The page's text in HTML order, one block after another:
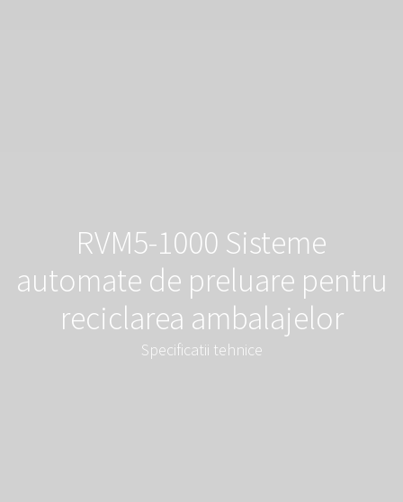
RVM5-1000 Sisteme
automate de preluare pentru
reciclarea ambalajelor
Specificatii tehnice